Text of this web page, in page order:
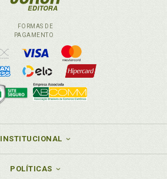
FORMAS DE
PAGAMENTO
INSTITUCIONAL
POLÍTICAS